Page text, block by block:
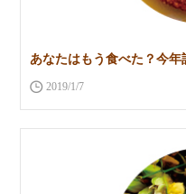
あなたはもう食べた？今
2019/1/7